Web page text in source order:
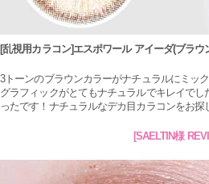
[乱視用カラコン]エスポワール アイーダ(ブラウ
3トーンのブラウンカラーがナチュラルにミッ
グラフィックがとてもナチュラルでキレイで
ったです！ナチュラルなデカ目カラコンをお探
[SAELTIN様